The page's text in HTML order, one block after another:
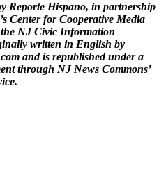
Reporte Hispano, in partnership
Center for Cooperative Media
NJ Civic Information
written in English by
and is republished under a
through NJ News Commons’